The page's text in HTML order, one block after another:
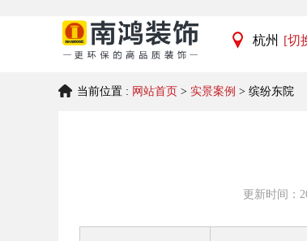
杭州 [切
宁波
当前位置 : 网站首页 > 实景案例 > 缤纷东院
更新时间：